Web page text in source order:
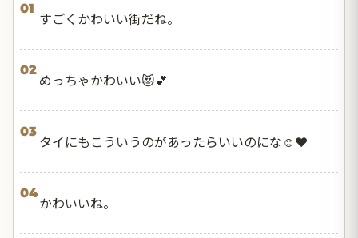
01
すごくかわいい街だね。
02
めっちゃかわいい😻💕
03
タイにもこういうのがあったらいいのにな☺️❤️
04
かわいいね。